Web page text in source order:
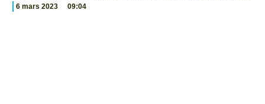
6 mars 2023 09:04